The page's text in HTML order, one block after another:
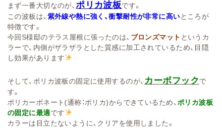
まず一番大切なのが、ポリカ波板です。
この波板は、 紫外線や熱に強く、衝撃耐性が非常に高いところが
特徴です。
今回S様邸のテラス屋根に張ったのは、 ブロンズマット というカ
ラーで、内側がザラザラとした質感に加工されているため、目隠
し効果があります
そして、ポリカ波板の固定に使用するのが、 カーボフックで
す。
ポリカーボネート(通称：ポリカ)からできているため、ポリカ波板
の固定に最適です
カラーは目立たないように、クリアを使用しました。